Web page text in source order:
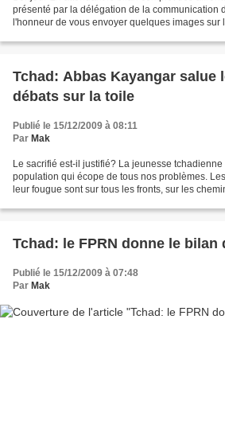
présenté par la délégation de la communication
l'honneur de vous envoyer quelques images sur
Tchad: Abbas Kayangar salue
débats sur la toile
Publié le 15/12/2009 à 08:11
Par Mak
Le sacrifié est-il justifié? La jeunesse
population qui écope de tous nos problèmes.
leur fougue sont sur tous les fronts, sur les
Tchad: le FPRN donne le bilan
Publié le 15/12/2009 à 07:48
Par Mak